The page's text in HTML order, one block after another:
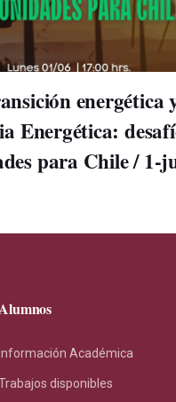
energética
Energética:
para Chile / 1-
Alumnos
Académica
disponibles